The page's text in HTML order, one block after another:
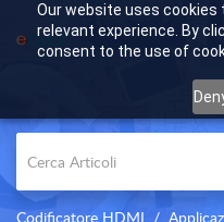
Our website uses
relevant experience. By
consent to the use of
Codificatore HDMI